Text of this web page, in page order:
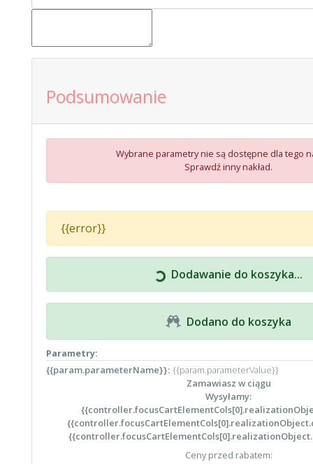
Podsumowanie
Wybrane parametry nie są dostępne dla tego
Sprawdź inny nakład.
{{error}}
Dodawanie do koszyka...
Dodano do koszyka
Parametry:
{{param.parameterName}}: {{param.parameterValue}}
Zamawiasz w ciągu
Wysyłamy:
Ceny przed rabatem: